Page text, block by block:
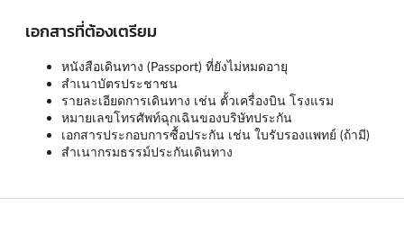
เอกสารที่ต้องเตรียม
หนังสือเดินทาง (Passport) ที่ยังไม่หมดอายุ
สำเนาบัตรประชาชน
รายละเอียดการเดินทาง เช่น ตั้วเครื่องบิน โรงแรม
หมายเลขโทรศัพท์ฉุกเฉินของบริษัทประกัน
เอกสารประกอบการซื้อประกัน เช่น ใบรับรองแพทย์ (ถ้ามี)
สำเนากรมธรรม์ประกันเดินทาง